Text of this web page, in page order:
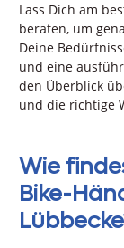
Lass Dich am
beraten, um
Deine
und eine
den Überblick
und die richtige
Wie
Bike-